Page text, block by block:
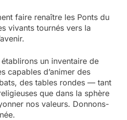
faire renaître les Ponts du
vivants tournés vers la
un inventaire de
capables d’animer des
des tables rondes — tant
que dans la sphère
nos valeurs. Donnons-